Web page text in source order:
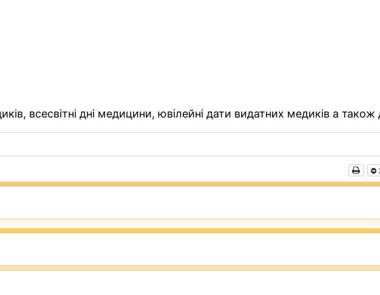
всесвітні дні медицини, ювілейні дати видатних медиків а також